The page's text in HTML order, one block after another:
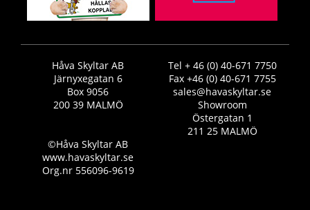
Håva Skyltar AB
Järnyxegatan 6
Box 9056
200 39 MALMÖ
Tel + 46 (0) 40-671 7750
Fax +46 (0) 40-671 7755
sales@havaskyltar.se
Showroom
Östergatan 1
211 25 MALMÖ
©Håva Skyltar AB
www.havaskyltar.se
Org.nr 556096-9619